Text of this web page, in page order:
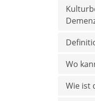
Wo
Wie ist